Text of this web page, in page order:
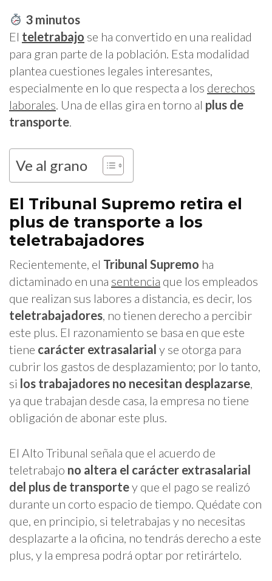
3 minutos
El teletrabajo se ha convertido en una realidad
para gran parte de la población. Esta modalidad
plantea cuestiones legales interesantes,
especialmente en lo que respecta a los derechos
laborales. Una de ellas gira en torno al plus de
transporte.
Ve al grano
El Tribunal Supremo retira el
plus de transporte a los
teletrabajadores
Recientemente, el Tribunal Supremo ha
dictaminado en una sentencia que los empleados
que realizan sus labores a distancia, es decir, los
teletrabajadores, no tienen derecho a percibir
este plus. El razonamiento se basa en que este
tiene carácter extrasalarial y se otorga para
cubrir los gastos de desplazamiento; por lo tanto,
si los trabajadores no necesitan desplazarse,
ya que trabajan desde casa, la empresa no tiene
obligación de abonar este plus.
El Alto Tribunal señala que el acuerdo de
teletrabajo no altera el carácter extrasalarial
del plus de transportey que el pago se realizó
durante un corto espacio de tiempo. Quédate con
que, en principio, si teletrabajas y no necesitas
desplazarte a la oficina, no tendrás derecho a este
plus, y la empresa podrá optar por retirártelo.